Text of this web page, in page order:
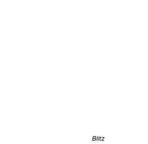
Blitz